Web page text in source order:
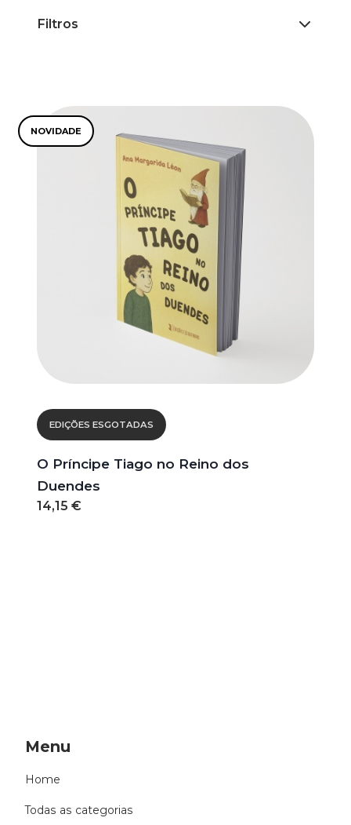
Filtros
NOVIDADE
EDIÇÕES ESGOTADAS
O Príncipe Tiago no Reino dos
Duendes
14,15 €
Menu
Home
Todas as categorias